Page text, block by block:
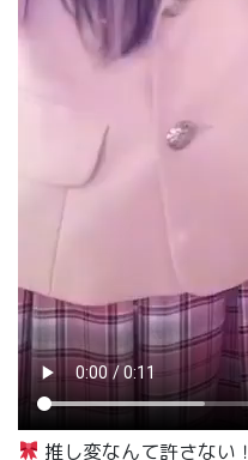
推し変なんて許さない！